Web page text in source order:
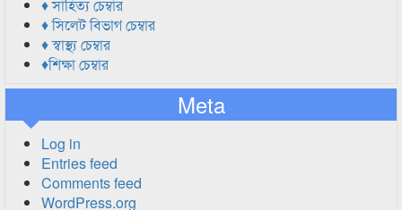
♦ সাহিত্য চেম্বার
♦ সিলেট বিভাগ চেম্বার
♦ স্বাস্থ্য চেম্বার
♦শিক্ষা চেম্বার
Meta
Log in
Entries feed
Comments feed
WordPress.org